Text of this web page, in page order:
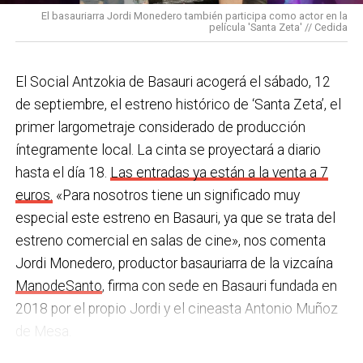
en los centros de personas mayores e iniciativas para
combatir la brecha digital. Además, este año se ha
y, a principios del año que viene, se comenzarán a
prestar los servicios de atención diurna y viviendas
comunitarias.
En las últimas semanas la actualidad municipal ha
estado marcada por las investigaciones sobre
presuntas irregularidades urbanísticas . ¿Cómo
está afrontando el equipo de gobierno esta
situación y qué mensaje trasladarías a la
ciudadanía?Los hechos denunciados son graves y
nos corresponde aclarar si han existido irregularidades
con el mayor rigor y transparencia, así como
una acción que los sindicatos tachan de negligente y
contraria al propio plan de emergencias de la
Sin soluciones reales
Ante la falta de soluciones en las reuniones del
comité, los representantes de los trabajadores
advirtieron a la dirección con elevar los hechos a la
Inspección de Trabajo. Aunque inicialmente
percibieron un amago de cambio de actitud, la parte
social lamenta que las medidas adoptadas ante las
nuevas alertas meteorológicas han sido meramente
«testimoniales, esporádicas y centradas en
aparentar», sin llegar a aplicar soluciones reales ni
efectivas en los puestos de mayor exposición.
El basauriarra Jordi Monedero también participa como actor en la
película 'Santa Zeta' // Cedida
El Social Antzokia de Basauri acogerá el sábado, 12
de septiembre, el estreno histórico de ‘Santa Zeta’, el
primer largometraje considerado de producción
íntegramente local. La cinta se proyectará a diario
hasta el día 18. Las entradas ya están a la venta a 7
euros. «Para nosotros tiene un significado muy
especial este estreno en Basauri, ya que se trata del
estreno comercial en salas de cine», nos comenta
Jordi Monedero, productor basauriarra de la vizcaína
ManodeSanto, firma con sede en Basauri fundada en
2018 por el propio Jordi y el cineasta Antonio Muñoz
de Mesa.